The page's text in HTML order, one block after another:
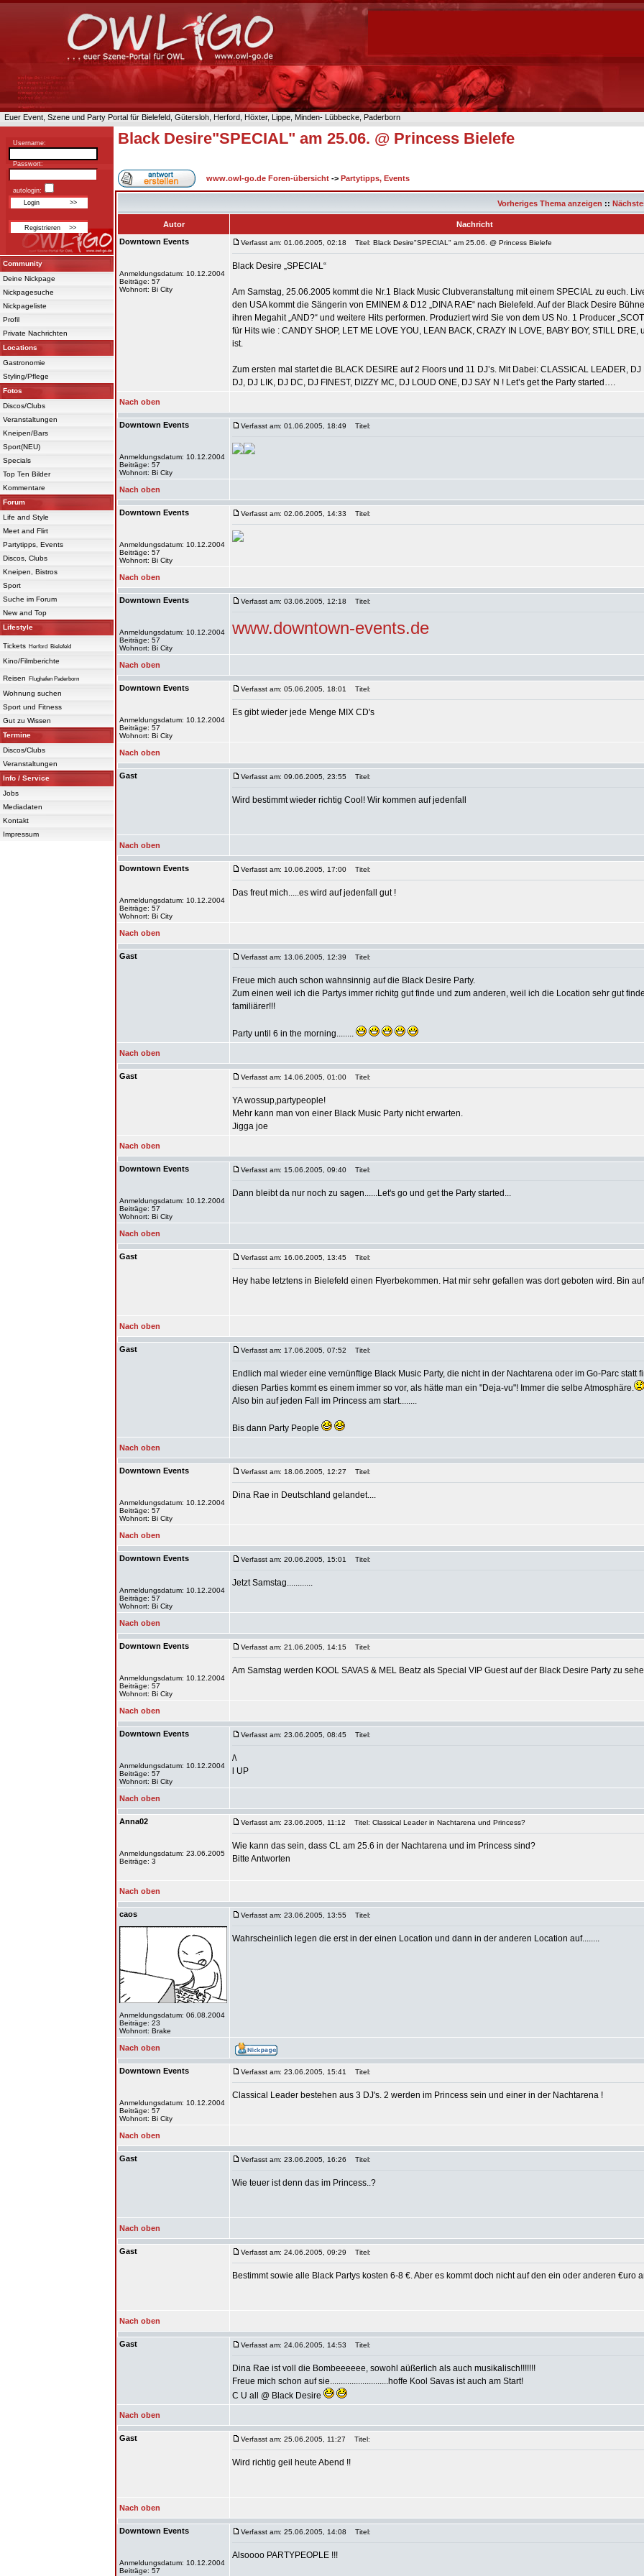
Euer Event, Szene und Party Portal für Bielefeld, Gütersloh, Herford, Höxter, Lippe, Minden- Lübbecke, Paderborn
Username:
Passwort:
autologin:
Community
Deine Nickpage
Nickpagesuche
Nickpageliste
Profil
Private Nachrichten
Locations
Gastronomie
Styling/Pflege
Fotos
Discos/Clubs
Veranstaltungen
Kneipen/Bars
Sport(NEU)
Specials
Top Ten Bilder
Kommentare
Forum
Life and Style
Meet and Flirt
Partytipps, Events
Discos, Clubs
Kneipen, Bistros
Sport
Suche im Forum
New and Top
Lifestyle
Tickets Herford Bielefeld
Kino/Filmberichte
Reisen Flughafen Paderborn
Wohnung suchen
Sport und Fitness
Gut zu Wissen
Termine
Discos/Clubs
Veranstaltungen
Info / Service
Jobs
Mediadaten
Kontakt
Impressum
Black Desire"SPECIAL" am 25.06. @ Princess Bielefe
www.owl-go.de Foren-übersicht -> Partytipps, Events
Vorheriges Thema anzeigen ::
Autor
Nachricht
Downtown Events
Anmeldungsdatum: 10.12.2004
Beiträge: 57
Wohnort: Bi City
Verfasst am: 01.06.2005, 02:18 Titel: Black Desire"SPECIAL" am 25.06. @ Princess Bielefe
Black Desire „SPECIAL“
Am Samstag, 25.06.2005 kommt die Nr.1 Black Music Clubveranstaltung mit einem SPECIAL zu euch.
den USA kommt die Sängerin von EMINEM & D12 „DINA RAE“ nach Bielefeld. Auf der Black Desire
ihren Megahit „AND?“ und weitere Hits performen. Produziert wird Sie von dem US No. 1 Producer
für Hits wie : CANDY SHOP, LET ME LOVE YOU, LEAN BACK, CRAZY IN LOVE, BABY BOY, STILL DRE,
ist.
Zum ersten mal startet die BLACK DESIRE auf 2 Floors und 11 DJ’s. Mit Dabei: CLASSICAL LEADER, DJ
DJ, DJ LIK, DJ DC, DJ FINEST, DIZZY MC, DJ LOUD ONE, DJ SAY N ! Let’s get the Party started….
Nach oben
Downtown Events
Anmeldungsdatum: 10.12.2004
Beiträge: 57
Wohnort: Bi City
Verfasst am: 01.06.2005, 18:49 Titel:
Nach oben
Downtown Events
Anmeldungsdatum: 10.12.2004
Beiträge: 57
Wohnort: Bi City
Verfasst am: 02.06.2005, 14:33 Titel:
Nach oben
Downtown Events
Anmeldungsdatum: 10.12.2004
Beiträge: 57
Wohnort: Bi City
Verfasst am: 03.06.2005, 12:18 Titel:
www.downtown-events.de
Nach oben
Downtown Events
Anmeldungsdatum: 10.12.2004
Beiträge: 57
Wohnort: Bi City
Verfasst am: 05.06.2005, 18:01 Titel:
Es gibt wieder jede Menge MIX CD's
Nach oben
Gast Verfasst am: 09.06.2005, 23:55 Titel:
Wird bestimmt wieder richtig Cool! Wir kommen auf jedenfall
Nach oben
Downtown Events
Anmeldungsdatum: 10.12.2004
Beiträge: 57
Wohnort: Bi City
Verfasst am: 10.06.2005, 17:00 Titel:
Das freut mich.....es wird auf jedenfall gut !
Nach oben
Gast Verfasst am: 13.06.2005, 12:39 Titel:
Freue mich auch schon wahnsinnig auf die Black Desire Party.
Zum einen weil ich die Partys immer richitg gut finde und zum anderen, weil ich die Location sehr gut
familiärer!!!
Party until 6 in the morning........
Nach oben
Gast Verfasst am: 14.06.2005, 01:00 Titel:
YA wossup,partypeople!
Mehr kann man von einer Black Music Party nicht erwarten.
Jigga joe
Nach oben
Downtown Events
Anmeldungsdatum: 10.12.2004
Beiträge: 57
Wohnort: Bi City
Verfasst am: 15.06.2005, 09:40 Titel:
Dann bleibt da nur noch zu sagen......Let's go und get the Party started...
Nach oben
Gast Verfasst am: 16.06.2005, 13:45 Titel:
Hey habe letztens in Bielefeld einen Flyerbekommen. Hat mir sehr gefallen was dort geboten wird. Bin
Nach oben
Gast Verfasst am: 17.06.2005, 07:52 Titel:
Endlich mal wieder eine vernünftige Black Music Party, die nicht in der Nachtarena oder im Go-Parc statt
diesen Parties kommt es einem immer so vor, als hätte man ein "Deja-vu"! Immer die selbe Atmosphäre.
Also bin auf jeden Fall im Princess am start........
Bis dann Party People
Nach oben
Downtown Events
Anmeldungsdatum: 10.12.2004
Beiträge: 57
Wohnort: Bi City
Verfasst am: 18.06.2005, 12:27 Titel:
Dina Rae in Deutschland gelandet....
Nach oben
Downtown Events
Anmeldungsdatum: 10.12.2004
Beiträge: 57
Wohnort: Bi City
Verfasst am: 20.06.2005, 15:01 Titel:
Jetzt Samstag............
Nach oben
Downtown Events
Anmeldungsdatum: 10.12.2004
Beiträge: 57
Wohnort: Bi City
Verfasst am: 21.06.2005, 14:15 Titel:
Am Samstag werden KOOL SAVAS & MEL Beatz als Special VIP Guest auf der Black Desire Party zu
Nach oben
Downtown Events
Anmeldungsdatum: 10.12.2004
Beiträge: 57
Wohnort: Bi City
Verfasst am: 23.06.2005, 08:45 Titel:
/\
l UP
Nach oben
Anna02
Anmeldungsdatum: 23.06.2005
Beiträge: 3
Verfasst am: 23.06.2005, 11:12 Titel: Classical Leader in Nachtarena und Princess?
Wie kann das sein, dass CL am 25.6 in der Nachtarena und im Princess sind?
Bitte Antworten
Nach oben
caos
Anmeldungsdatum: 06.08.2004
Beiträge: 23
Wohnort: Brake
Verfasst am: 23.06.2005, 13:55 Titel:
Wahrscheinlich legen die erst in der einen Location und dann in der anderen Location auf........
Nach oben
Downtown Events
Anmeldungsdatum: 10.12.2004
Beiträge: 57
Wohnort: Bi City
Verfasst am: 23.06.2005, 15:41 Titel:
Classical Leader bestehen aus 3 DJ's. 2 werden im Princess sein und einer in der Nachtarena !
Nach oben
Gast Verfasst am: 23.06.2005, 16:26 Titel:
Wie teuer ist denn das im Princess..?
Nach oben
Gast Verfasst am: 24.06.2005, 09:29 Titel:
Bestimmt sowie alle Black Partys kosten 6-8 €. Aber es kommt doch nicht auf den ein oder anderen €uro
Nach oben
Gast Verfasst am: 24.06.2005, 14:53 Titel:
Dina Rae ist voll die Bombeeeeee, sowohl aüßerlich als auch musikalisch!!!!!!!
Freue mich schon auf sie...........................hoffe Kool Savas ist auch am Start!
C U all @ Black Desire
Nach oben
Gast Verfasst am: 25.06.2005, 11:27 Titel:
Wird richtig geil heute Abend !!
Nach oben
Downtown Events
Anmeldungsdatum: 10.12.2004
Beiträge: 57
Verfasst am: 25.06.2005, 14:08 Titel:
Alsoooo PARTYPEOPLE !!!